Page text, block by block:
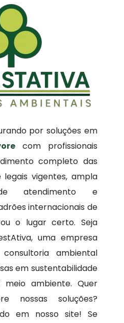
por soluções em
com profissionais
completo das
vigentes, ampla
de atendimento e
internacionais de
o lugar certo. Seja
uma empresa
ambiental
em sustentabilidade
ambiente. Quer
nossas soluções?
em nosso site! Se